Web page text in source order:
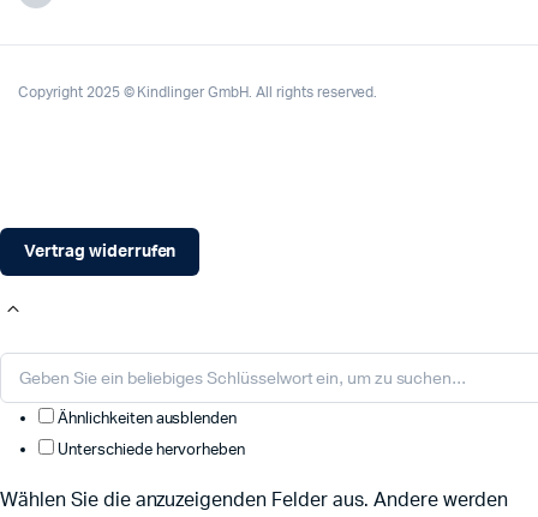
Copyright 2025 © Kindlinger GmbH. All rights reserved.
Vertrag widerrufen
Ähnlichkeiten ausblenden
Unterschiede hervorheben
Wählen Sie die anzuzeigenden Felder aus. Andere werden